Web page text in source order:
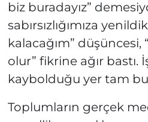
biz buradayız”
sabırsızlığımıza
kalacağım” düşüncesi,
olur” fikrine ağır bastı.
kaybolduğu yer tam
Toplumların gerçek